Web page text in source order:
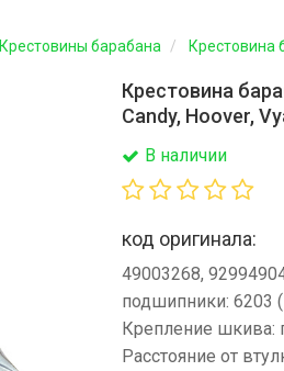
Крестовины барабана Крестовина
Крестовина
Candy, Hoover,
В наличии
код оригинала:
49003268,
подшипники: 6203
Крепление шкива:
Расстояние от